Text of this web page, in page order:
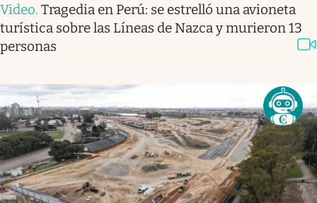
Video. Tragedia en Perú: se estrelló una avioneta
turística sobre las Líneas de Nazca y murieron 13
personas